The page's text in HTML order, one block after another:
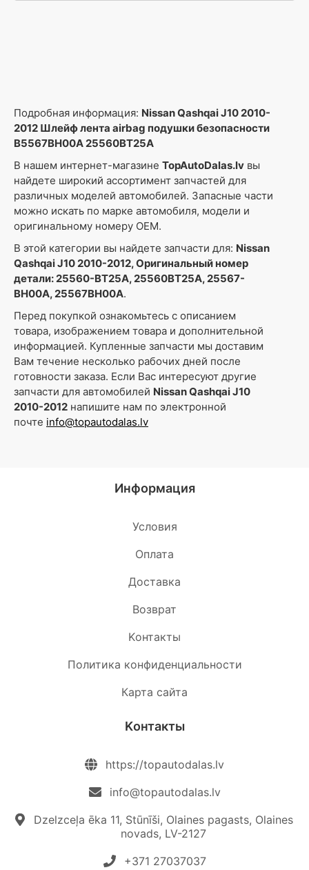
Подробная информация: Nissan Qashqai J10 2010-
2012 Шлейф лента airbag подушки безопасности
B5567BH00A 25560BT25A
В нашем интернет-магазине TopAutoDalas.lv вы
найдете широкий ассортимент запчастей для
различных моделей автомобилей. Запасные части
можно искать по марке автомобиля, модели и
оригинальному номеру OEM.
В этой категории вы найдете запчасти для: Nissan
Qashqai J10 2010-2012, Оригинальный номер
детали: 25560-BT25A, 25560BT25A, 25567-
BH00A, 25567BH00A.
Перед покупкой ознакомьтесь с описанием
товара, изображением товара и дополнительной
информацией. Купленные запчасти мы доставим
Вам течение несколько рабочих дней после
готовности заказа. Если Вас интересуют другие
запчасти для автомобилей Nissan Qashqai J10
2010-2012 напишите нам по электронной
почте info@topautodalas.lv
Информация
Условия
Oплата
Доставка
Возврат
Kонтакты
Политика конфиденциальности
Карта сайта
Kонтакты
https://topautodalas.lv
info@topautodalas.lv
Dzelzceļa ēka 11, Stūnīši, Olaines pagasts, Olaines
novads, LV-2127
+371 27037037‬